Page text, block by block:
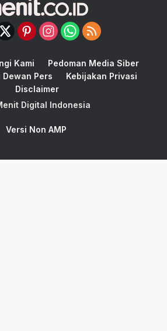
Kami
Pedoman Media Siber
Dewan Pers
Kebijakan Privasi
Disclaimer
Digital Indonesia
Versi Non AMP